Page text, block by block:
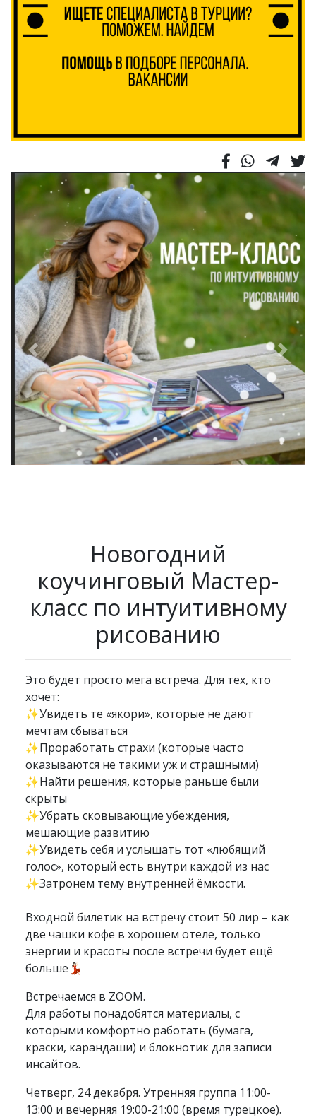
Previous Next
Новогодний
коучинговый Мастер-
класс по интуитивному
рисованию
Это будет просто мега встреча. Для тех, кто
хочет: ⠀
✨Увидеть те «якори», которые не дают
мечтам сбываться ⠀
✨Проработать страхи (которые часто
оказываются не такими уж и страшными) ⠀
✨Найти решения, которые раньше были
скрыты ⠀
✨Убрать сковывающие убеждения,
мешающие развитию ⠀
✨Увидеть себя и услышать тот «любящий
голос», который есть внутри каждой из нас
✨Затронем тему внутренней ёмкости.
Входной билетик на встречу стоит 50 лир – как
две чашки кофе в хорошем отеле, только
энергии и красоты после встречи будет ещё
больше💃🏻
Встречаемся в ZOOM. ⠀
Для работы понадобятся материалы, с
которыми комфортно работать (бумага,
краски, карандаши) и блокнотик для записи
инсайтов.
Четверг, 24 декабря. Утренняя группа 11:00-
13:00 и вечерняя 19:00-21:00 (время турецкое).